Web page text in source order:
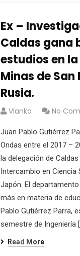
Ex –
Caldas gana
estudios en
Minas de
Rusia.
Vlanko No
Juan Pablo Gutiérrez
Ondas entre el 2017 –
la delegación de
Intercambio en Ciencia
Japón. El
más en materia de
Pablo Gutiérrez Parra,
semestre de Ingeniería
Read More